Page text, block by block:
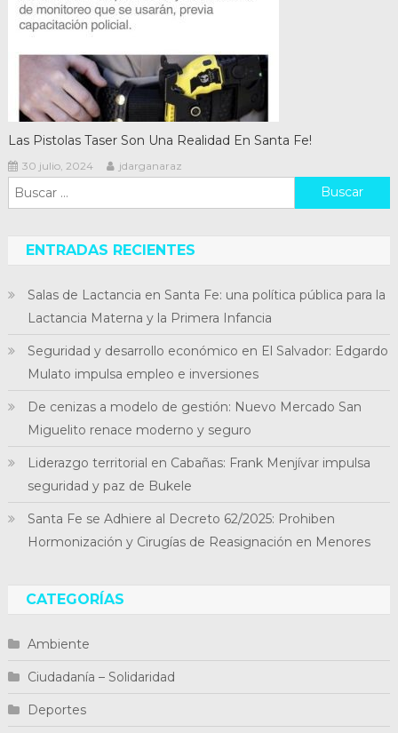
Las Pistolas Taser Son Una Realidad En Santa Fe!
30 julio, 2024 jdarganaraz
Buscar:
ENTRADAS RECIENTES
Salas de Lactancia en Santa Fe: una política pública para la
Lactancia Materna y la Primera Infancia
Seguridad y desarrollo económico en El Salvador: Edgardo
Mulato impulsa empleo e inversiones
De cenizas a modelo de gestión: Nuevo Mercado San
Miguelito renace moderno y seguro
Liderazgo territorial en Cabañas: Frank Menjívar impulsa
seguridad y paz de Bukele
Santa Fe se Adhiere al Decreto 62/2025: Prohiben
Hormonización y Cirugías de Reasignación en Menores
CATEGORÍAS
Ambiente
Ciudadanía – Solidaridad
Deportes